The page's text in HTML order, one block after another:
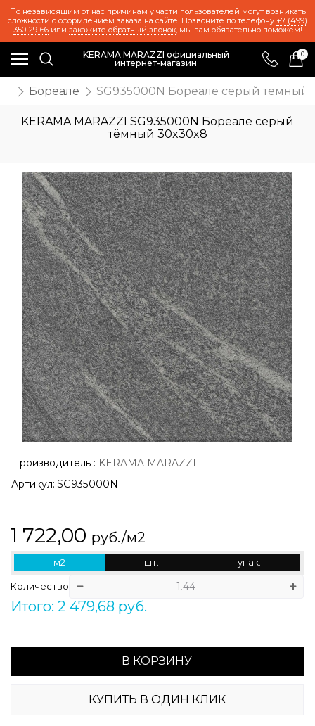
По независящим от нас причинам у части пользователей могут возникать
сложности с оформлением заказа на сайте. Позвоните по телефону +7 (499)
350-29-66или закажите обратный звонок, мы вам обязательно поможем!
KERAMA MARAZZI официальный
интернет-магазин
0
Бореале SG935000N Бореале серый тёмный
KERAMA MARAZZI SG935000N Бореале серый
тёмный 30x30x8
Производитель : KERAMA MARAZZI
Артикул: SG935000N
1 722,00 руб./м2
м2 шт. упак.
Количество
Итого: 2 479,68 руб.
В КОРЗИНУ
КУПИТЬ В ОДИН КЛИК